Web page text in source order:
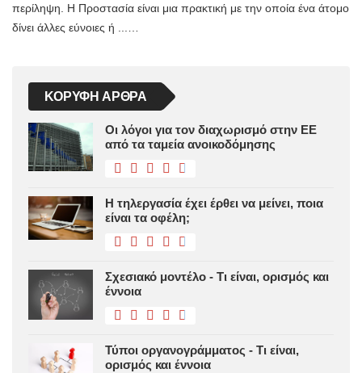
περίληψη. Η Προστασία είναι μια πρακτική με την οποία ένα άτομο
δίνει άλλες εύνοιες ή ...…
ΚΟΡΥΦΉ ΆΡΘΡΑ
Οι λόγοι για τον διαχωρισμό στην ΕΕ
από τα ταμεία ανοικοδόμησης
Η τηλεργασία έχει έρθει να μείνει, ποια
είναι τα οφέλη;
Σχεσιακό μοντέλο - Τι είναι, ορισμός και
έννοια
Τύποι οργανογράμματος - Τι είναι,
ορισμός και έννοια